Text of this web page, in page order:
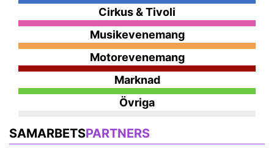
Cirkus & Tivoli
Musikevenemang
Motorevenemang
Marknad
Övriga
SAMARBETSPARTNERS